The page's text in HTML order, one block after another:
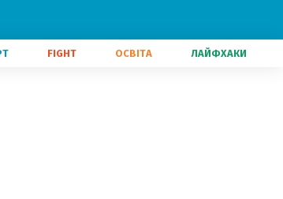
FIGHT ОСВІТА ЛАЙФХАКИ